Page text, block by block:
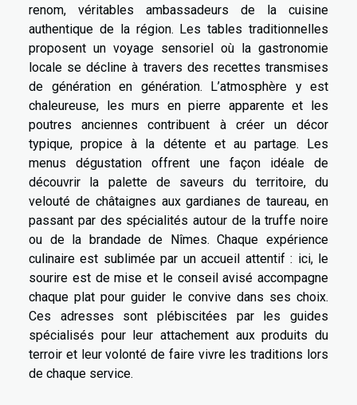
renom, véritables ambassadeurs de la cuisine
authentique de la région. Les tables traditionnelles
proposent un voyage sensoriel où la gastronomie
locale se décline à travers des recettes transmises
de génération en génération. L’atmosphère y est
chaleureuse, les murs en pierre apparente et les
poutres anciennes contribuent à créer un décor
typique, propice à la détente et au partage. Les
menus dégustation offrent une façon idéale de
découvrir la palette de saveurs du territoire, du
velouté de châtaignes aux gardianes de taureau, en
passant par des spécialités autour de la truffe noire
ou de la brandade de Nîmes. Chaque expérience
culinaire est sublimée par un accueil attentif : ici, le
sourire est de mise et le conseil avisé accompagne
chaque plat pour guider le convive dans ses choix.
Ces adresses sont plébiscitées par les guides
spécialisés pour leur attachement aux produits du
terroir et leur volonté de faire vivre les traditions lors
de chaque service.